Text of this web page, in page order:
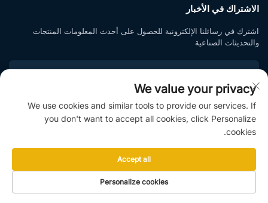
الاشتراك في الأخبار
اشترك في رسائلنا الإلكترونية للحصول على أحدث المعلومات المنتجات
والتحديثات الصناعية
الاشتراك
انضم إلى قائمة الاشتراكات لدينا واستمتع بعروض حصرية ونصائح احترافية.
حقوق الطبع والنشر © 2025 بواسطة شاندونغ هاي توب جروب وشاندونغ راي توب
للتصنيع الذكي المحدودة. |سياسة الخصوصية
We value your privacy
We use cookies and similar tools to provide our services. If
you don't want to accept all cookies, click Personalize
cookies.
Personalize cookies
Accept all